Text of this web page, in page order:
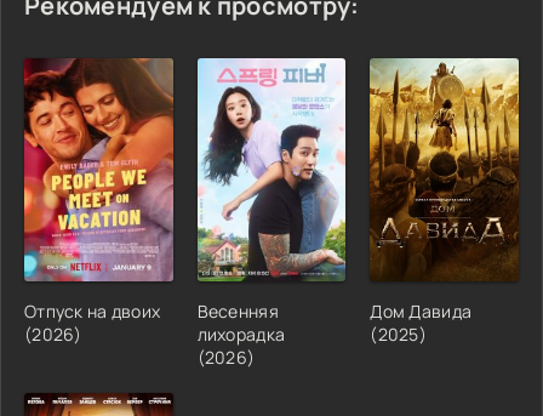
Отпуск на двоих
(2026)
Весенняя
лихорадка
(2026)
Дом Давида
(2025)